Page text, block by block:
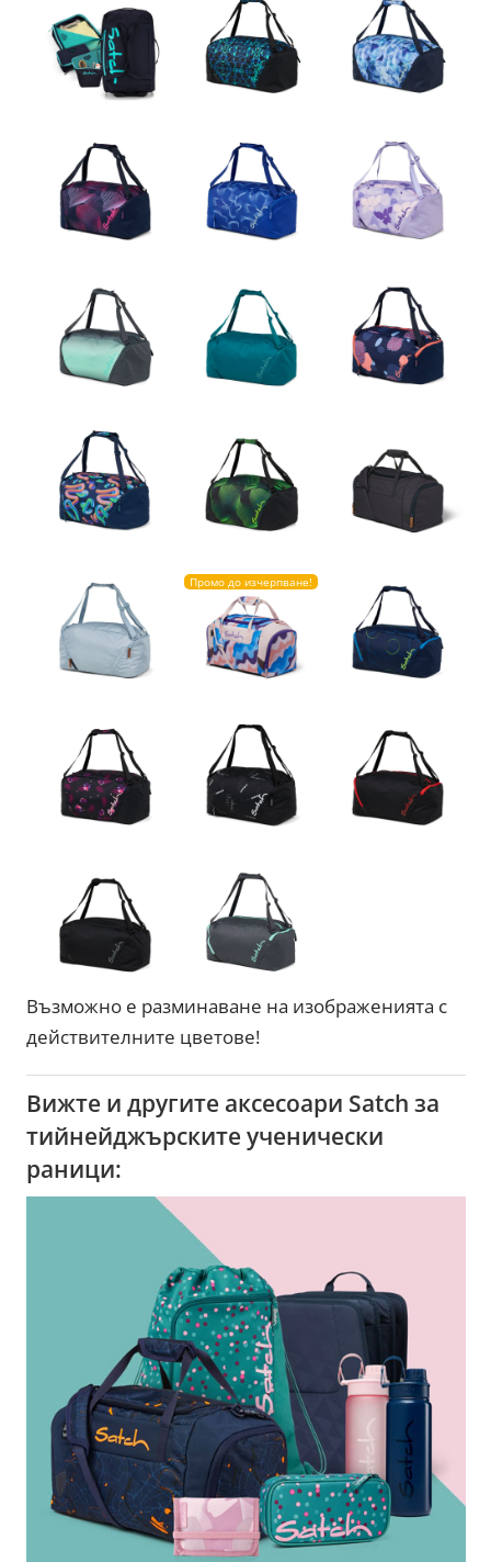
Промо до изчерпване!
Възможно е разминаване на изображенията с
действителните цветове!
Вижте и другите аксесоари Satch за
тийнейджърските ученически
раници: